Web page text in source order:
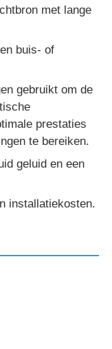
met lange
buis- of
gebruikt om de
prestaties
te bereiken.
geluid en een
installatiekosten.